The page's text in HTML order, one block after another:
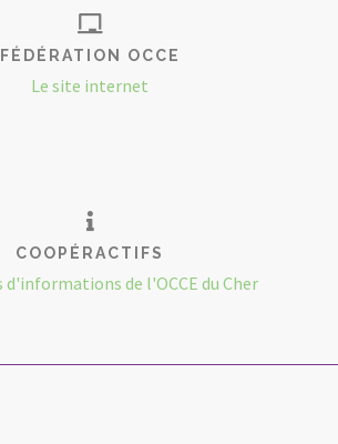
FÉDÉRATION OCCE
Le site internet
COOPÉRACTIFS
de l'OCCE du Cher